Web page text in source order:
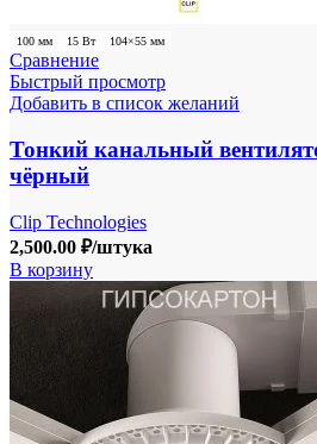
100 мм 15 Вт 104×55 мм
Сравнение
Быстрый просмотр
Добавить в список желаний
Тонкий канальный
чёрный
Clip Technologies
2,500.00 ₽/штука
В корзину